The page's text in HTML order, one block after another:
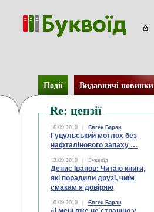
Події Видавничі новинки
Re: цензії
16.09.2010 | Євген Баран
Гуцульський мотлох без
нафталінового запаху …
13.09.2010 | Буквоїд
Денис Іванов: Читаю книги,
які порадили друзі, чиїм
смакам я довіряю
10.09.2010 | Євген Баран